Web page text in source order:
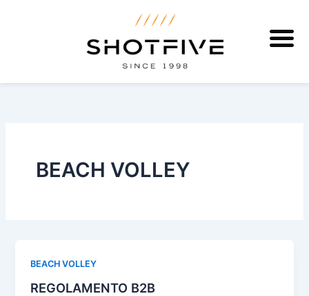
BEACH VOLLEY
BEACH VOLLEY
REGOLAMENTO B2B